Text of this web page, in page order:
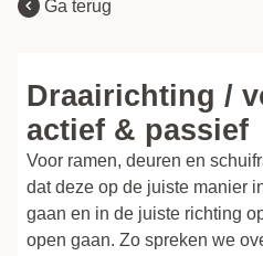
Ga terug
Draairichting /
actief & passief
Voor ramen, deuren en
dat deze op de juiste manier
gaan en in de juiste richting
open gaan. Zo spreken we